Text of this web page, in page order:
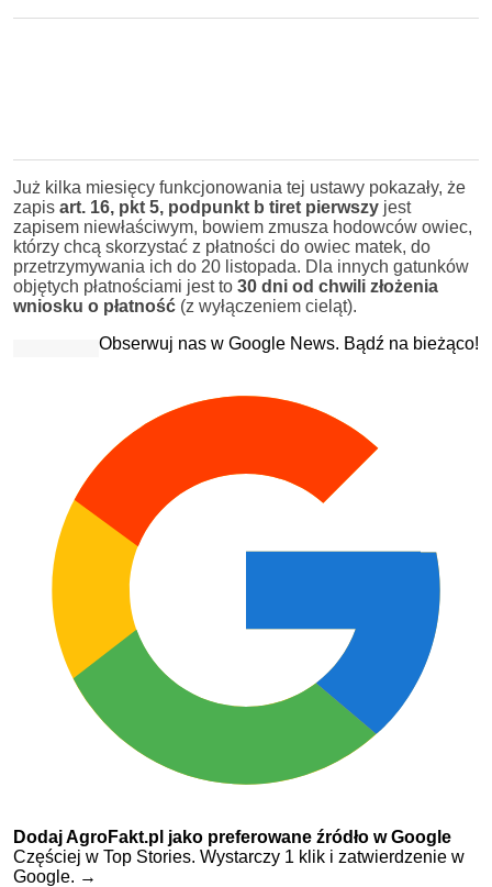
Już kilka miesięcy funkcjonowania tej ustawy pokazały, że
zapis art. 16, pkt 5, podpunkt b tiret pierwszy jest
zapisem niewłaściwym, bowiem zmusza hodowców owiec,
którzy chcą skorzystać z płatności do owiec matek, do
przetrzymywania ich do 20 listopada. Dla innych gatunków
objętych płatnościami jest to 30 dni od chwili złożenia
wniosku o płatność (z wyłączeniem cieląt).
Obserwuj nas w Google News. Bądź na bieżąco!
Dodaj AgroFakt.pl jako preferowane źródło w Google
Częściej w Top Stories. Wystarczy 1 klik i zatwierdzenie w
Google. →